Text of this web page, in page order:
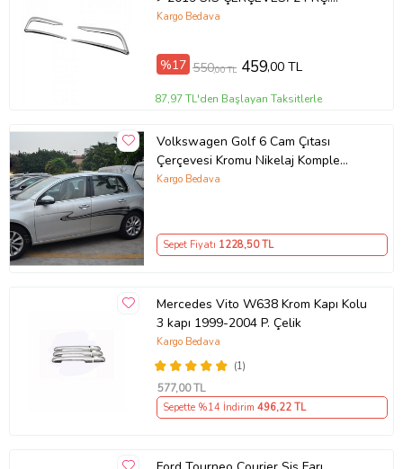
P.ÇELİK
Kargo Bedava
%17 550,00 TL 459,00 TL
87,97 TL'den Başlayan Taksitlerle
Volkswagen Golf 6 Cam Çıtası
Çerçevesi Kromu Nikelaj Komple
2009-2013
Kargo Bedava
Sepet Fiyatı 1228,50 TL
Mercedes Vito W638 Krom Kapı Kolu
3 kapı 1999-2004 P. Çelik
(1)
Kargo Bedava
577,00 TL
Sepette %14 İndirim 496,22 TL